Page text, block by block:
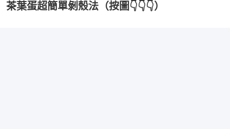
茶葉蛋超簡單剝殼法（按圖👇👇👇）